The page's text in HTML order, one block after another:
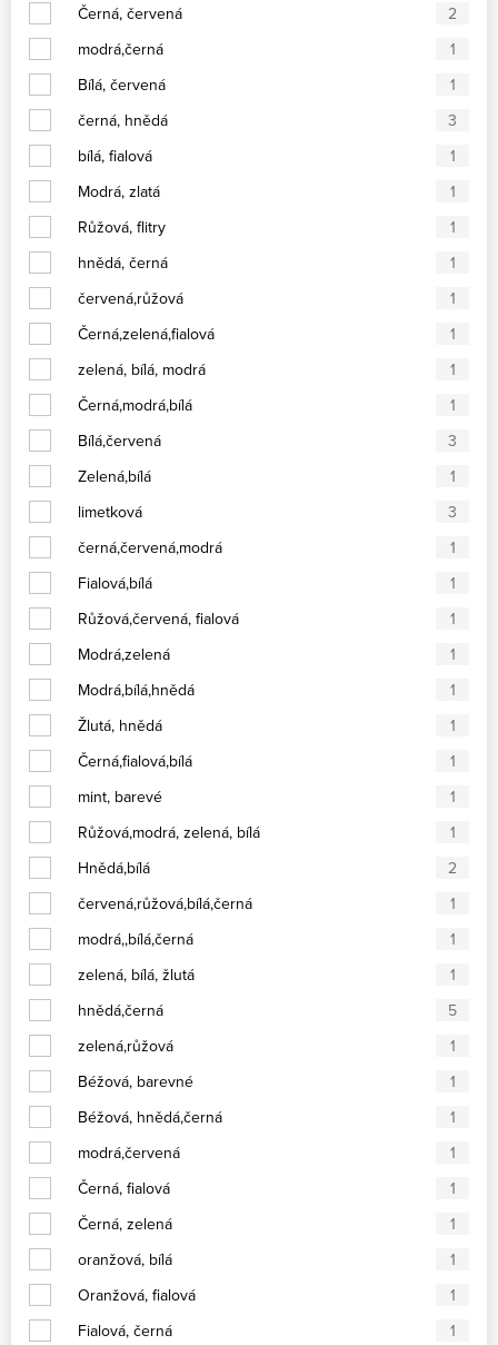
Černá, červená
2
modrá,černá
1
Bílá, červená
1
černá, hnědá
3
bílá, fialová
1
Modrá, zlatá
1
Růžová, flitry
1
hnědá, černá
1
červená,růžová
1
Černá,zelená,fialová
1
zelená, bílá, modrá
1
Černá,modrá,bílá
1
Bílá,červená
3
Zelená,bílá
1
limetková
3
černá,červená,modrá
1
Fialová,bílá
1
Růžová,červená, fialová
1
Modrá,zelená
1
Modrá,bílá,hnědá
1
Žlutá, hnědá
1
Černá,fialová,bílá
1
mint, barevé
1
Růžová,modrá, zelená, bílá
1
Hnědá,bílá
2
červená,růžová,bílá,černá
1
modrá,,bílá,černá
1
zelená, bílá, žlutá
1
hnědá,černá
5
zelená,růžová
1
Béžová, barevné
1
Béžová, hnědá,černá
1
modrá,červená
1
Černá, fialová
1
Černá, zelená
1
oranžová, bílá
1
Oranžová, fialová
1
Fialová, černá
1